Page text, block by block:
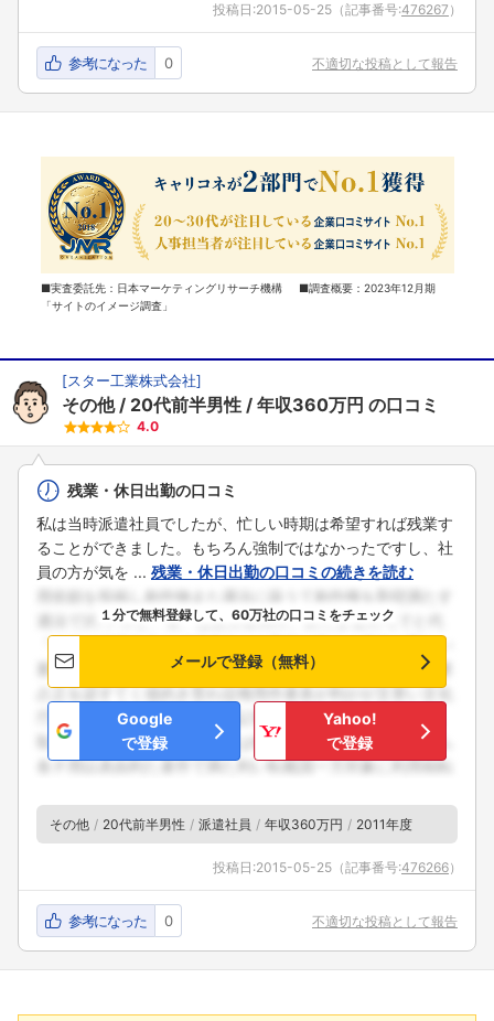
投稿日:2015-05-25 （記事番号:476267 ）
参考になった 0 不適切な投稿として報告
■実査委託先：日本マーケティングリサーチ機構 ■調査概要：2023年12月期
「サイトのイメージ調査」
[スター工業株式会社]
その他 20代前半男性 年収360万円 の口コミ
4.0
残業・休日出勤の口コミ
私は当時派遣社員でしたが、忙しい時期は希望すれば残業す
ることができました。もちろん強制ではなかったですし、社
員の方が気を ... 残業・休日出勤の口コミの続きを読む
１分で無料登録して、60万社の口コミをチェック
メールで登録（無料）
Google
で登録
Yahoo!
で登録
その他 20代前半男性 派遣社員 年収360万円 2011年度
投稿日:2015-05-25 （記事番号:476266）
参考になった 0 不適切な投稿として報告